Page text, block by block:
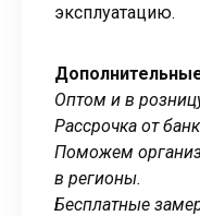
эксплуатацию.
Оптом и в
Рассрочка от
Поможем
в регионы.
Бесплатные